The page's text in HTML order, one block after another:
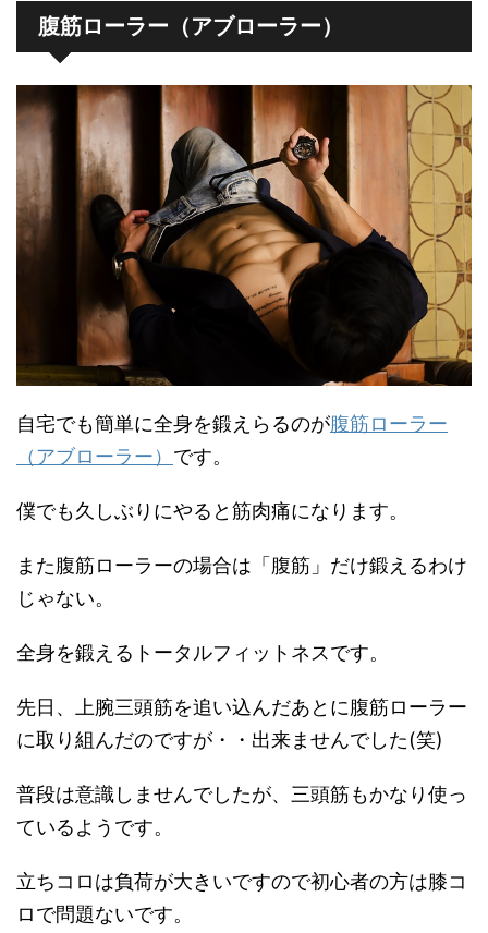
腹筋ローラー（アブローラー）
自宅でも簡単に全身を鍛えらるのが腹筋ローラー
（アブローラー） です。
僕でも久しぶりにやると筋肉痛になります。
また腹筋ローラーの場合は「腹筋」だけ鍛えるわけ
じゃない。
全身を鍛えるトータルフィットネスです。
先日、上腕三頭筋を追い込んだあとに腹筋ローラー
に取り組んだのですが・・出来ませんでした(笑)
普段は意識しませんでしたが、三頭筋もかなり使っ
ているようです。
立ちコロは負荷が大きいですので初心者の方は膝コ
ロで問題ないです。